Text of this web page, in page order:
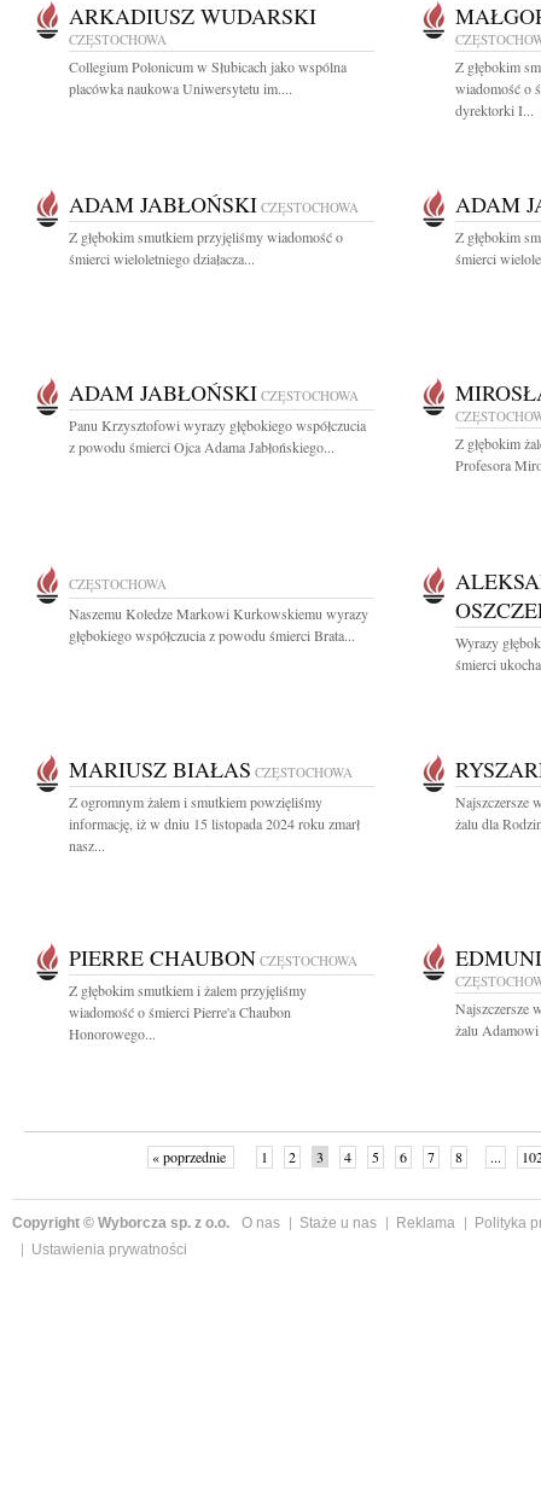
ARKADIUSZ WUDARSKI
CZĘSTOCHOWA
Collegium Polonicum w Słubicach jako wspólna
placówka naukowa Uniwersytetu im....
Z głębokim
wiadomość o
dyrektorki I...
ADAM JABŁOŃSKI CZĘSTOCHOWA
Z głębokim smutkiem przyjęliśmy wiadomość o
śmierci wieloletniego działacza...
ADAM
Z głębokim
śmierci
ADAM JABŁOŃSKI CZĘSTOCHOWA
Panu Krzysztofowi wyrazy głębokiego współczucia
z powodu śmierci Ojca Adama Jabłońskiego...
Z głębokim
Profesora
CZĘSTOCHOWA
Naszemu Koledze Markowi Kurkowskiemu wyrazy
głębokiego współczucia z powodu śmierci Brata...
Wyrazy
śmierci
MARIUSZ BIAŁAS CZĘSTOCHOWA
Z ogromnym żalem i smutkiem powzięliśmy
informację, iż w dniu 15 listopada 2024 roku zmarł
nasz...
Najszczersze
żalu dla
PIERRE CHAUBON CZĘSTOCHOWA
Z głębokim smutkiem i żalem przyjęliśmy
wiadomość o śmierci Pierre'a Chaubon
Honorowego...
Najszczersze
żalu
« poprzednie 1 2 3 4 5 6 7 8 ...
Copyright © Wyborcza sp. z o.o. O nas Staże u nas Reklama
Polityka
Ustawienia prywatności